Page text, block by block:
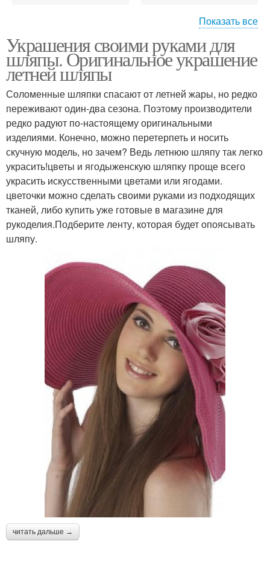
Шляпы из ткани Широкополая шляпа
Показать все
Украшения своими руками для
шляпы. Оригинальное украшение
летней шляпы
Соломенные шляпки спасают от летней жары, но редко
переживают один-два сезона. Поэтому производители
редко радуют по-настоящему оригинальными
изделиями. Конечно, можно перетерпеть и носить
скучную модель, но зачем? Ведь летнюю шляпу так легко
украсить!цветы и ягодыженскую шляпку проще всего
украсить искусственными цветами или ягодами.
цветочки можно сделать своими руками из подходящих
тканей, либо купить уже готовые в магазине для
рукоделия.Подберите ленту, которая будет опоясывать
шляпу.
читать дальше →